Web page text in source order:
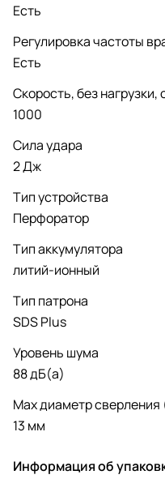
Есть
Регулировка частоты
Есть
Скорость, без нагрузки,
1000
Сила удара
2 Дж
Тип устройства
Перфоратор
Тип аккумулятора
литий-ионный
Тип патрона
SDS Plus
Уровень шума
88 дБ(а)
Max диаметр
13 мм
Информация об